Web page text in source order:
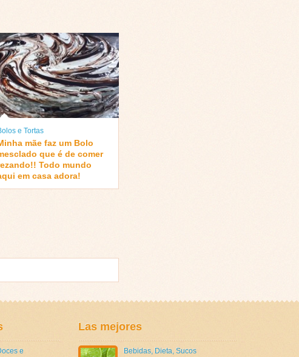
e Tortas
mãe faz um Bolo
que é de comer
Todo mundo
em casa adora!
e
Las mejores
Bebidas, Dieta, Sucos